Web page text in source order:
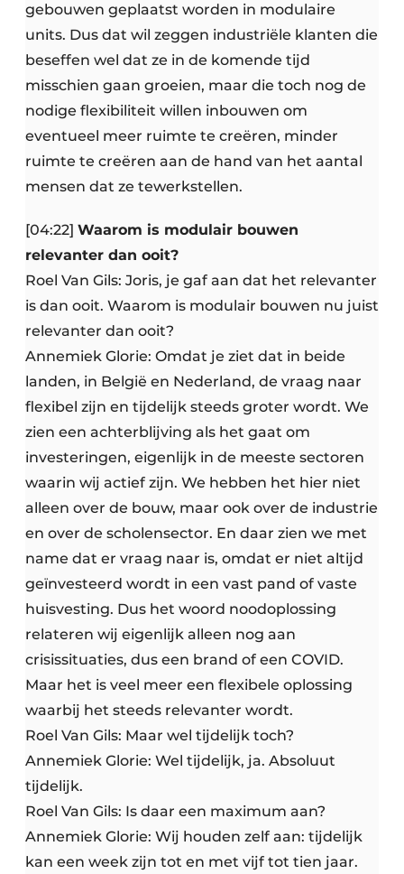
gebouwen geplaatst worden in modulaire
units. Dus dat wil zeggen industriële klanten die
beseffen wel dat ze in de komende tijd
misschien gaan groeien, maar die toch nog de
nodige flexibiliteit willen inbouwen om
eventueel meer ruimte te creëren, minder
ruimte te creëren aan de hand van het aantal
mensen dat ze tewerkstellen.
[04:22] Waarom is modulair bouwen
relevanter dan ooit?
Roel Van Gils: Joris, je gaf aan dat het relevanter
is dan ooit. Waarom is modulair bouwen nu juist
relevanter dan ooit?
Annemiek Glorie: Omdat je ziet dat in beide
landen, in België en Nederland, de vraag naar
flexibel zijn en tijdelijk steeds groter wordt. We
zien een achterblijving als het gaat om
investeringen, eigenlijk in de meeste sectoren
waarin wij actief zijn. We hebben het hier niet
alleen over de bouw, maar ook over de industrie
en over de scholensector. En daar zien we met
name dat er vraag naar is, omdat er niet altijd
geïnvesteerd wordt in een vast pand of vaste
huisvesting. Dus het woord noodoplossing
relateren wij eigenlijk alleen nog aan
crisissituaties, dus een brand of een COVID.
Maar het is veel meer een flexibele oplossing
waarbij het steeds relevanter wordt.
Roel Van Gils: Maar wel tijdelijk toch?
Annemiek Glorie: Wel tijdelijk, ja. Absoluut
tijdelijk.
Roel Van Gils: Is daar een maximum aan?
Annemiek Glorie: Wij houden zelf aan: tijdelijk
kan een week zijn tot en met vijf tot tien jaar.